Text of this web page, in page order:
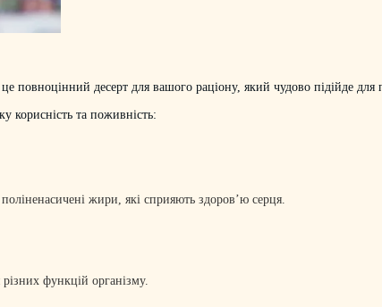
повноцінний десерт для вашого раціону, який чудово підійде для
корисність та поживність:
жири, які сприяють здоров’ю серця.
функцій організму.